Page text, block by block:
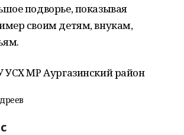
подворье, показывая
своим детям, внукам,
МР Аургазинский район